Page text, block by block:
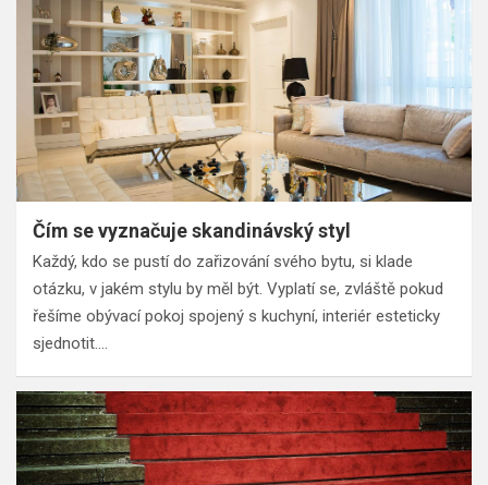
Čím se vyznačuje skandinávský styl
Každý, kdo se pustí do zařizování svého bytu, si klade
otázku, v jakém stylu by měl být. Vyplatí se, zvláště pokud
řešíme obývací pokoj spojený s kuchyní, interiér esteticky
sjednotit.…